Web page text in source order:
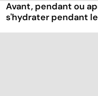
Avant, pendant ou
s'hydrater pendant